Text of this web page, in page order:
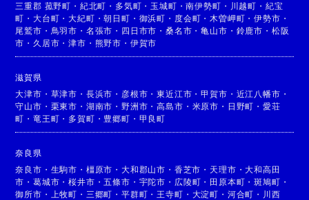
三重郡 菰野町 ・ 紀北町 ・ 多気町 ・ 玉城町 ・南伊勢町 ・ 川越町 ・ 紀宝
町 ・大台町 ・大紀町 ・朝日町 ・ 御浜町 ・ 度会町 ・木曽岬町 ・伊勢市 ・
尾鷲市 ・ 鳥羽市 ・ 名張市 ・ 四日市市 ・桑名市 ・亀山市 ・ 鈴鹿市 ・ 松阪
市 ・ 久居市 ・津市 ・ 熊野市 ・ 伊賀市
滋賀県
大津市 ・ 草津市 ・ 長浜市 ・ 彦根市 ・東近江市 ・甲賀市 ・ 近江八幡市 ・
守山市 ・ 栗東市 ・ 湖南市 ・野洲市 ・高島市 ・ 米原市 ・ 日野町 ・ 愛荘
町 ・竜王町 ・ 多賀町 ・ 豊郷町 ・ 甲良町
奈良県
奈良市 ・ 生駒市 ・ 橿原市 ・大和郡山市 ・ 香芝市 ・ 天理市 ・大和高田
市 ・葛城市 ・桜井市 ・五條市 ・ 宇陀市 ・ 広陵町 ・ 田原本町 ・斑鳩町 ・
御所市 ・ 上牧町 ・ 三郷町 ・平群町 ・王寺町 ・ 大淀町 ・ 河合町 ・ 川西